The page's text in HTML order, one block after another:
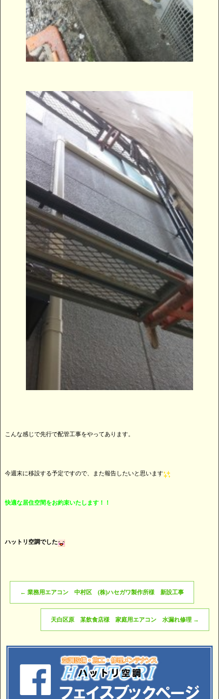
こんな感じで先行で配管工事をやってあります。
今週末に移設する予定ですので、また報告したいと思います
快適な居住空間をお約束いたします！！
ハットリ空調でした
← 業務用エアコン 中村区 (株)ハセガワ製作所様 新設工事
天白区原 某飲食店様 家庭用エアコン 水漏れ修理 →